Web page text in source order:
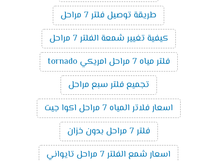
طريقة توصيل فلتر 7 مراحل
كيفية تغيير شمعة الفلتر 7 مراحل
فلتر مياه 7 مراحل امريكي tornado
تجميع فلتر سبع مراحل
اسعار فلاتر المياه 7 مراحل اكوا جيت
فلتر 7 مراحل بدون خزان
اسعار شمع الفلتر 7 مراحل تايواني